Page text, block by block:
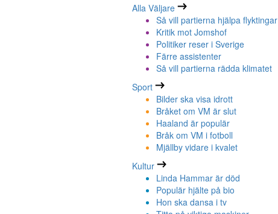
Alla Väljare
Så vill partierna hjälpa flyktingar
Kritik mot Jomshof
Politiker reser i Sverige
Färre assistenter
Så vill partierna rädda klimatet
Sport
Bilder ska visa idrott
Bråket om VM är slut
Haaland är populär
Bråk om VM i fotboll
Mjällby vidare i kvalet
Kultur
Linda Hammar är död
Populär hjälte på bio
Hon ska dansa i tv